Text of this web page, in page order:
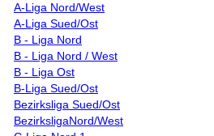
A-Liga Nord/West
A-Liga Sued/Ost
B - Liga Nord
B - Liga Nord / West
B - Liga Ost
B-Liga Sued/Ost
Bezirksliga Sued/Ost
BezirksligaNord/West